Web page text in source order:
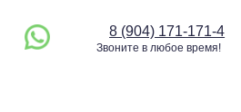
8 (904) 171-171-4
Звоните в любое время!